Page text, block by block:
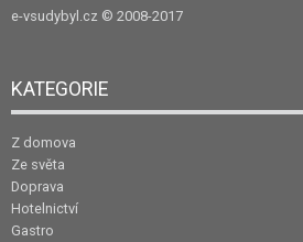
e-vsudybyl.cz © 2008-2017
KATEGORIE
Z domova
Ze světa
Doprava
Hotelnictví
Gastro